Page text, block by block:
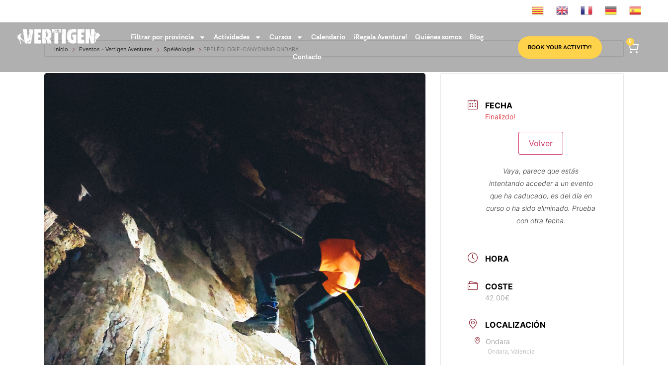
Filtrar por provincia Actividades Cursos Calendario ¡Regala Aventura! Quiénes somos Blog
Contacto
BOOK YOUR ACTIVITY!
0
Inicio Eventos - Vertigen Aventures Spéléologie SPÉLÉOLOGIE-CANYONING ONDARA
FECHA
Finalizdo!
Volver
Vaya, parece que estás
intentando acceder a un evento
que ha caducado, es del día en
curso o ha sido eliminado. Prueba
con otra fecha.
HORA
COSTE
42.00€
LOCALIZACIÓN
Ondara
Ondara, Valencia